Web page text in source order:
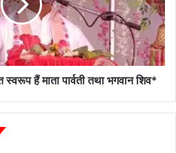
हैं माता पार्वती तथा भगवान शिव*